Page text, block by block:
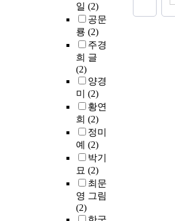
일 (2)
공문
룡 (2)
주경
희 글
(2)
양경
미 (2)
황연
희 (2)
정미
예 (2)
박기
묘 (2)
최문
영 그림
(2)